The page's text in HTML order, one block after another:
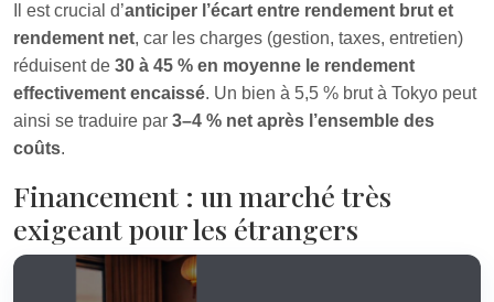
Il est crucial d’anticiper l’écart entre rendement brut et
rendement net, car les charges (gestion, taxes, entretien)
réduisent de 30 à 45 % en moyenne le rendement
effectivement encaissé. Un bien à 5,5 % brut à Tokyo peut
ainsi se traduire par 3–4 % net après l’ensemble des
coûts.
Financement : un marché très
exigeant pour les étrangers